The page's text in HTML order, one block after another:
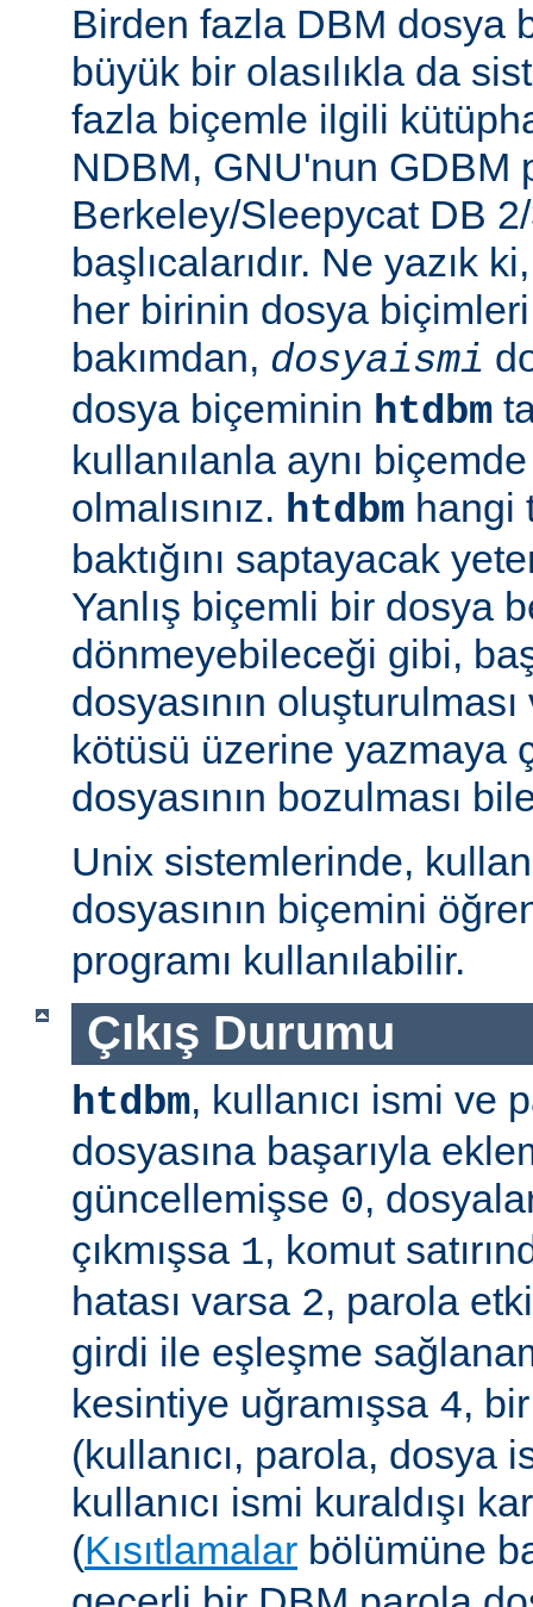
Birden fazla DBM dosya
büyük bir olasılıkla da
fazla biçemle ilgili
NDBM, GNU'nun GDBM
Berkeley/Sleepycat DB
başlıcalarıdır. Ne yazık
her birinin dosya biçimleri
bakımdan, dosyaismi
dosya biçeminin htdbm
kullanılanla aynı
olmalısınız. htdbm hangi
baktığını saptayacak
Yanlış biçemli bir dosya
dönmeyebileceği gibi,
dosyasının
kötüsü üzerine yazmaya
dosyasının bozulması
Unix sistemlerinde,
dosyasının biçemini
programı kullanılabilir.
Çıkış Durumu
htdbm, kullanıcı ismi ve
dosyasına başarıyla
güncellemişse 0,
çıkmışsa 1, komut
hatası varsa 2, parola
girdi ile eşleşme
kesintiye uğramışsa 4,
(kullanıcı, parola, dosya
kullanıcı ismi kuraldışı
(Kısıtlamalar bölümüne